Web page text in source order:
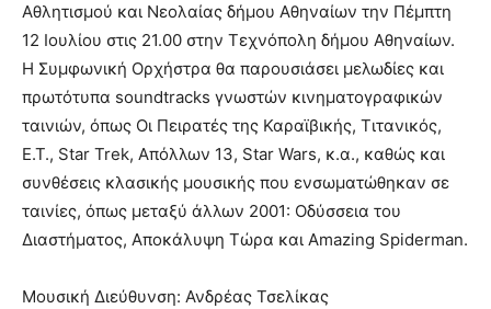
Αθλητισμού και Νεολαίας δήμου Αθηναίων την Πέμπτη
12 Ιουλίου στις 21.00 στην Τεχνόπολη δήμου Αθηναίων.
Η Συμφωνική Ορχήστρα θα παρουσιάσει μελωδίες και
πρωτότυπα soundtracks γνωστών κινηματογραφικών
ταινιών, όπως Οι Πειρατές της Καραϊβικής, Τιτανικός,
Ε.Τ., Star Trek, Απόλλων 13, Star Wars, κ.α., καθώς και
συνθέσεις κλασικής μουσικής που ενσωματώθηκαν σε
ταινίες, όπως μεταξύ άλλων 2001: Οδύσσεια του
Διαστήματος, Αποκάλυψη Τώρα και Amazing Spiderman.
Μουσική Διεύθυνση: Ανδρέας Τσελίκας